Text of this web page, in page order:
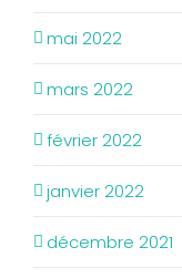
mai 2022
mars 2022
février 2022
janvier 2022
décembre 2021